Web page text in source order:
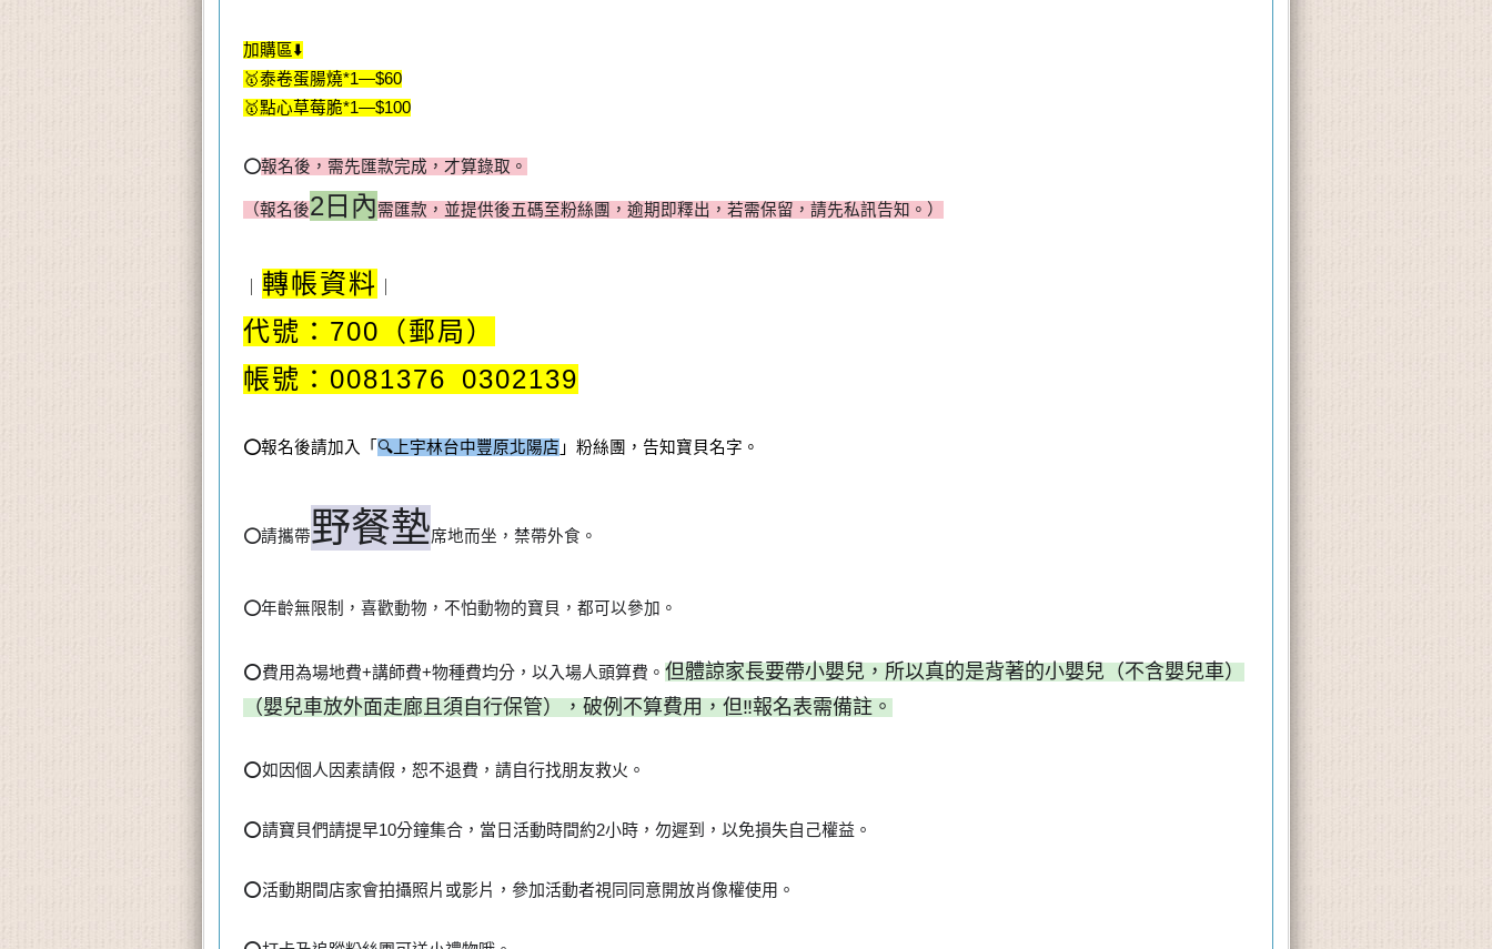
加購區⬇️
🥇泰卷蛋腸燒*1—$60
🥇點心草莓脆*1—$100
⭕️報名後，需先匯款完成，才算錄取。
（報名後2日內需匯款，並提供後五碼至粉絲團 ， 逾期即釋出，若需保留，請先私訊告知。）
轉帳資料
代號：700（郵局）
帳號：0081376 0302139
⭕報名後請加入「 🔍上宇林台中豐原北陽店 」粉絲團，告知寶貝名字。
⭕️請攜帶野餐墊席地而坐，禁帶外食。
⭕️年齡無限制，喜歡動物，不怕動物的寶貝，都可以參加。
⭕️費用為場地費+講師費+物種費均分，以入場人頭算費 。 但體諒家長要帶小嬰兒，所以真的是背著的小嬰兒（不含嬰兒車）
（嬰兒車放外面走廊且須自行保管） ，破例不算費用，但‼️報名表需備註。
⭕️如因個人因素請假，恕不退費，請自行找朋友救火。
⭕️請寶貝們請提早10分鐘集合，當日活動時間約2小時，勿遲到，以免損失自己權益。
⭕️活動期間店家會拍攝照片或影片，參加活動者視同同意開放肖像權使用。